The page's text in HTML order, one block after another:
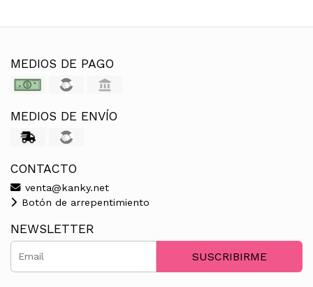
MEDIOS DE PAGO
MEDIOS DE ENVÍO
CONTACTO
venta@kanky.net
Botón de arrepentimiento
NEWSLETTER
SUSCRIBIRME